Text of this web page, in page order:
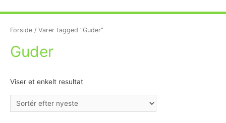
Forside / Varer tagged “Guder”
Guder
Viser et enkelt resultat